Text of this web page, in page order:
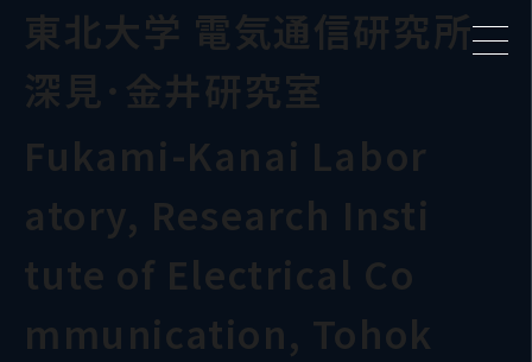
東北大学 電気通信研究所
深見･金井研究室
Fukami-Kanai Labor
atory, Research Insti
tute of Electrical Co
mmunication, Tohok